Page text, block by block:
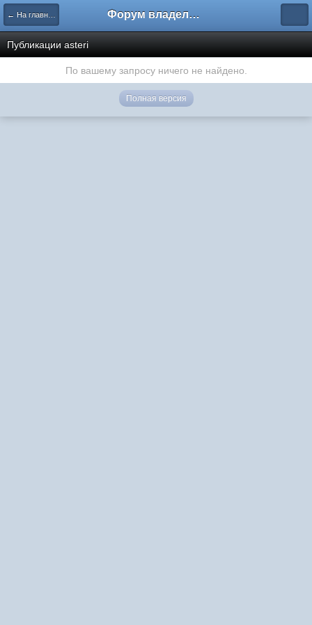
← На главную Форум владельцев интернет-магазинов
Публикации asteri
По вашему запросу ничего не найдено.
Полная версия